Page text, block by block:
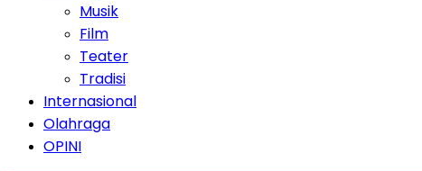
Musik
Film
Teater
Tradisi
Internasional
Olahraga
OPINI